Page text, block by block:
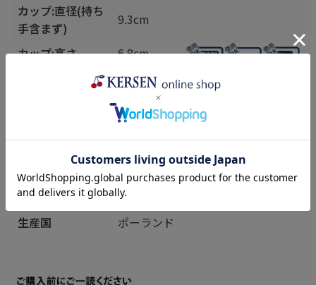
カップ:直径(持ち
手含まず)
9.3cm
カップ:高さ
6.8cm
カップ:容量(満水
0.25L
14cm
製造元
Ceramika
Artystyczna
VENA(ヴェ
ナ)
生産国
ポーランド